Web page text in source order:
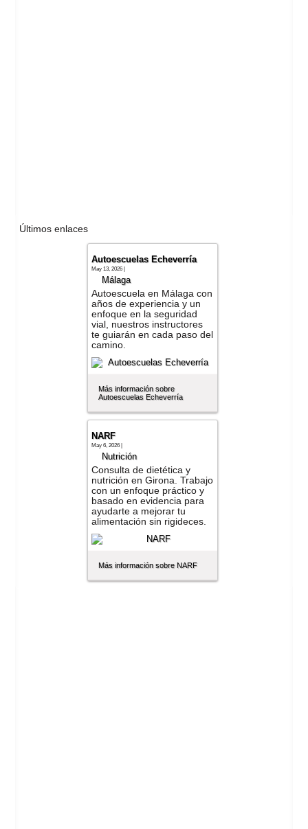
Últimos enlaces
Autoescuelas Echeverría
May 13, 2026 |
Málaga
Autoescuela en Málaga con
años de experiencia y un
enfoque en la seguridad
vial, nuestros instructores
te guiarán en cada paso del
camino.
Más información sobre
Autoescuelas Echeverría
NARF
May 6, 2026 |
Nutrición
Consulta de dietética y
nutrición en Girona. Trabajo
con un enfoque práctico y
basado en evidencia para
ayudarte a mejorar tu
alimentación sin rigideces.
Más información sobre NARF